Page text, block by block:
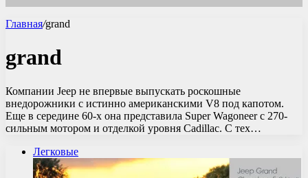
Главная/grand
grand
Компании Jeep не впервые выпускать роскошные
внедорожники с истинно американскими V8 под капотом.
Еще в середине 60-х она представила Super Wagoneer с 270-
сильным мотором и отделкой уровня Cadillac. С тех…
Легковые